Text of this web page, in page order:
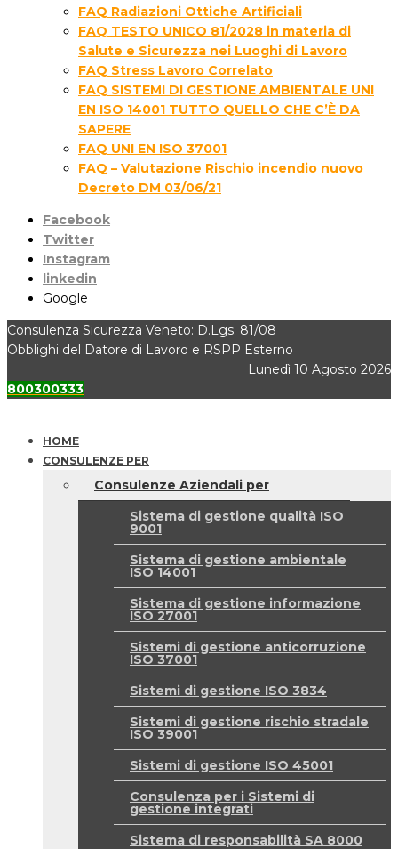
FAQ Radiazioni Ottiche Artificiali
FAQ TESTO UNICO 81/2028 in materia di
Salute e Sicurezza nei Luoghi di Lavoro
FAQ Stress Lavoro Correlato
FAQ SISTEMI DI GESTIONE AMBIENTALE UNI
EN ISO 14001 TUTTO QUELLO CHE C’È DA
SAPERE
FAQ UNI EN ISO 37001
FAQ – Valutazione Rischio incendio nuovo
Decreto DM 03/06/21
Facebook
Twitter
Instagram
linkedin
Google
Consulenza Sicurezza Veneto: D.Lgs. 81/08
Obblighi del Datore di Lavoro e RSPP Esterno
Lunedì 10 Agosto 2026
800300333
HOME
CONSULENZE PER
Consulenze Aziendali per
Sistema di gestione qualità ISO
9001
Sistema di gestione ambientale
ISO 14001
Sistema di gestione informazione
ISO 27001
Sistemi di gestione anticorruzione
ISO 37001
Sistemi di gestione ISO 3834
Sistemi di gestione rischio stradale
ISO 39001
Sistemi di gestione ISO 45001
Consulenza per i Sistemi di
gestione integrati
Sistema di responsabilità SA 8000